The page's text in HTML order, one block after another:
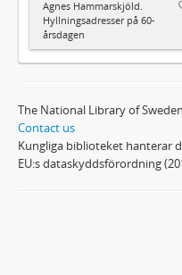
Agnes Hammarskjöld.
Hyllningsadresser på 60-
årsdagen
The National Library of Sweden
Contact us
Kungliga biblioteket hanterar
EU:s dataskyddsförordning